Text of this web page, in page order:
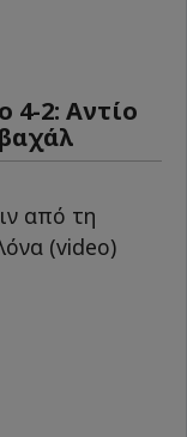
4-2: Αντίο